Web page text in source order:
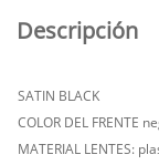
Descripción
SATIN BLACK
COLOR DEL FRENTE
MATERIAL LENTES: